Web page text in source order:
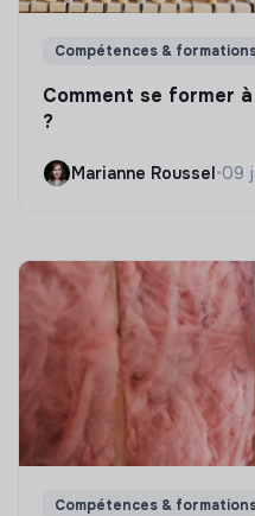
Compétences &
Comment se former
?
Marianne Roussel•09
Compétences &